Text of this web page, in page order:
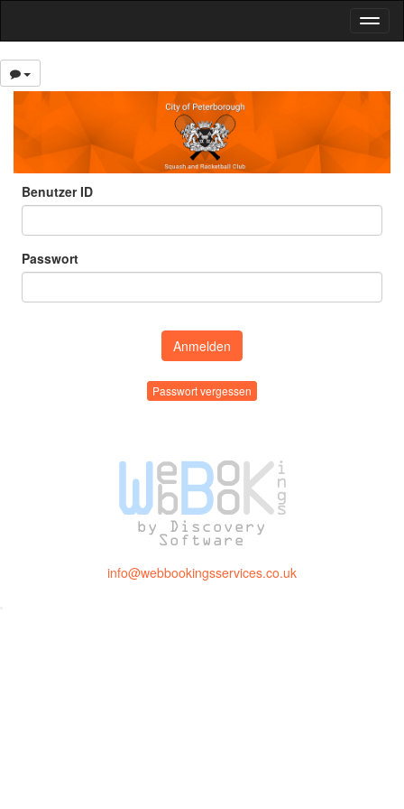
Benutzer ID
Passwort
Passwort vergessen
info@webbookingsservices.co.uk